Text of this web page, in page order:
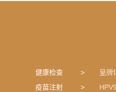
健康检查 皇牌
疫苗注射